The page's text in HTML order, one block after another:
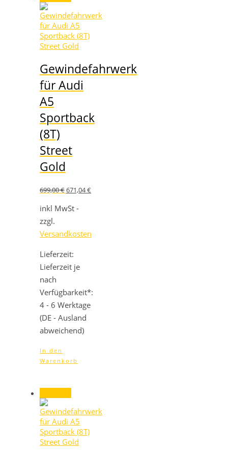
Gewindefahrwerk
für Audi
A5
Sportback
(8T)
Street
Gold
699,00€Ursprünglicher
war:
671,04€Aktueller
inkl MwSt -
zzgl.
Versandkosten
Lieferzeit:
Lieferzeit je
nach
Verfügbarkeit*:
4 - 6 Werktage
(DE - Ausland
abweichend)
In den
Warenkorb